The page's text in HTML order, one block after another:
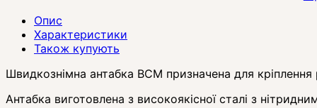
Опис
Характеристики
Також купують
Швидкознімна антабка BCM призначена для
Антабка виготовлена ​​з високоякісної сталі з